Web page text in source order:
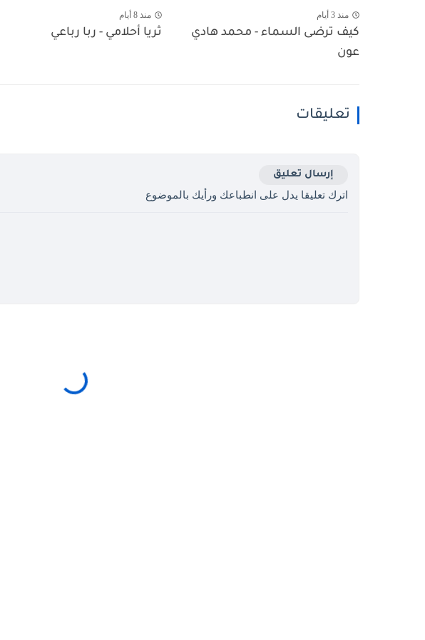
منذ 3 أيام
كيف ترضى السماء - محمد هادي
عون
منذ 8 أيام
ثريا أحلامي - ربا رباعي
تعليقات
إرسال تعليق
اترك تعليقا يدل على انطباعك ورأيك بالموضوع